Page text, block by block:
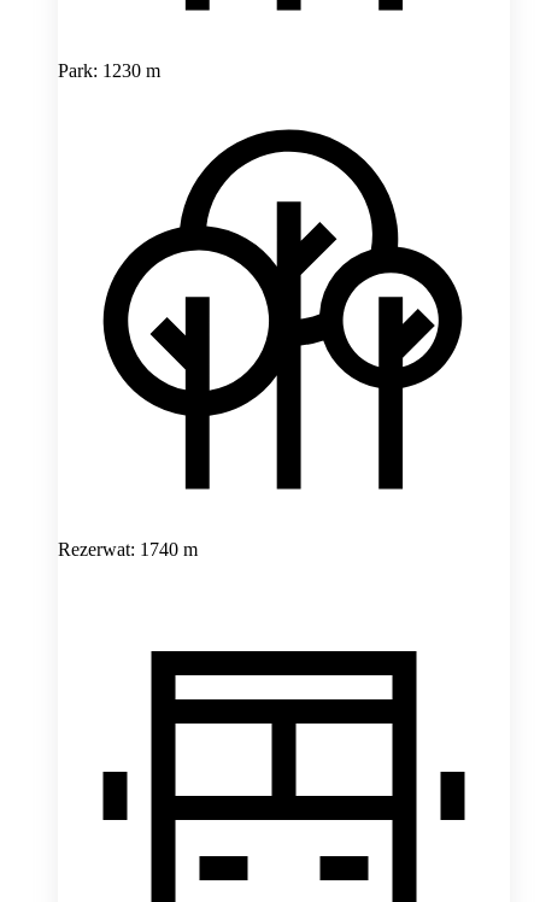
Park: 1230 m
Rezerwat: 1740 m